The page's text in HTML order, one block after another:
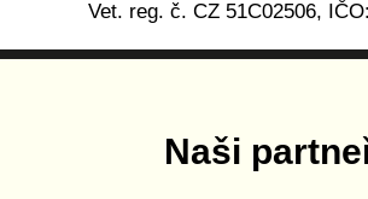
Vet. reg. č. CZ 51C02506,
Naši